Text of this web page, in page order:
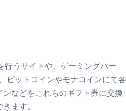
行うサイトや、ゲーミングパー
ビットコインやモナコインにて各
などをこれらのギフト券に交換
ます。